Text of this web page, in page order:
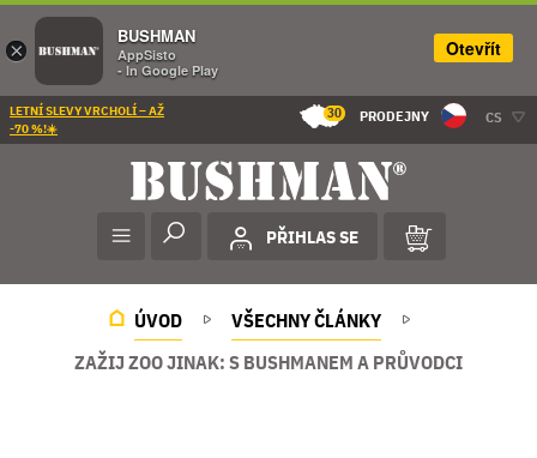
LETNÍ SLEVY VRCHOLÍ – AŽ
-70 %!☀️
30 PRODEJNY CS
PŘIHLAS SE
ÚVOD
VŠECHNY ČLÁNKY
ZAŽIJ ZOO JINAK: S BUSHMANEM A PRŮVODCI
×
BUSHMAN
AppSisto
- In Google Play
Otevřít